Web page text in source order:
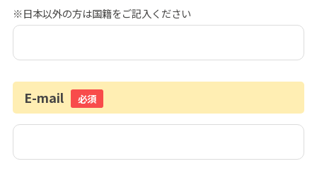
※日本以外の方は国籍をご記入ください
E-mail 必須